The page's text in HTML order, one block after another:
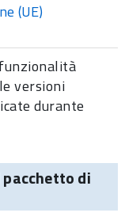
(UE)
versioni
durante
pacchetto di